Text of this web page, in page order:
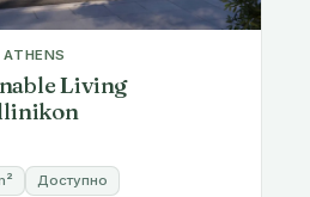
ATHENS
Golden Visa